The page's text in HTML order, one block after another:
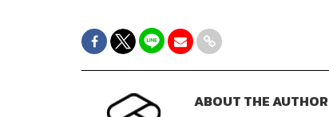
ABOUT THE AUTHOR